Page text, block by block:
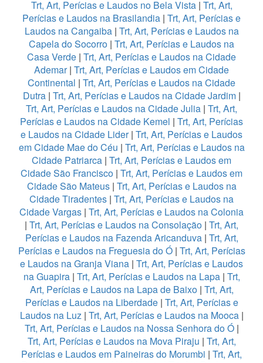
Trt, Art, Perícias e Laudos no Bela Vista| Trt, Art,
Perícias e Laudos na Brasilandia | Trt, Art, Perícias e
Laudos na Cangaiba| Trt, Art, Perícias e Laudos na
Capela do Socorro | Trt, Art, Perícias e Laudos na
Casa Verde | Trt, Art, Perícias e Laudos na Cidade
Ademar| Trt, Art, Perícias e Laudos em Cidade
Continental | Trt, Art, Perícias e Laudos na Cidade
Dutra | Trt, Art, Perícias e Laudos na Cidade Jardim|
Trt, Art, Perícias e Laudos na Cidade Julia | Trt, Art,
Perícias e Laudos na Cidade Kemel | Trt, Art, Perícias
e Laudos na Cidade Lider| Trt, Art, Perícias e Laudos
em Cidade Mae do Céu | Trt, Art, Perícias e Laudos na
Cidade Patriarca | Trt, Art, Perícias e Laudos em
Cidade São Francisco | Trt, Art, Perícias e Laudos em
Cidade São Mateus| Trt, Art, Perícias e Laudos na
Cidade Tiradentes | Trt, Art, Perícias e Laudos na
Cidade Vargas | Trt, Art, Perícias e Laudos na Colonia
| Trt, Art, Perícias e Laudos na Consolação | Trt, Art,
Perícias e Laudos na Fazenda Aricanduva| Trt, Art,
Perícias e Laudos na Freguesia do Ó| Trt, Art, Perícias
e Laudos na Granja Viana | Trt, Art, Perícias e Laudos
na Guapira| Trt, Art, Perícias e Laudos na Lapa| Trt,
Art, Perícias e Laudos na Lapa de Baixo | Trt, Art,
Perícias e Laudos na Liberdade | Trt, Art, Perícias e
Laudos na Luz| Trt, Art, Perícias e Laudos na Mooca|
Trt, Art, Perícias e Laudos na Nossa Senhora do Ó|
Trt, Art, Perícias e Laudos na Mova Piraju | Trt, Art,
Perícias e Laudos em Paineiras do Morumbi | Trt, Art,